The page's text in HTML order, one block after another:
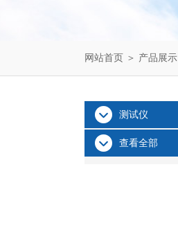
网站首页 ＞ 产品展示
测试仪
查看全部